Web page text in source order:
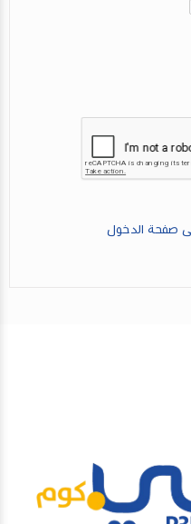
صفحة الدخول